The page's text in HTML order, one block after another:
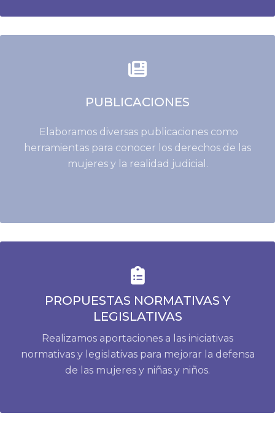
PUBLICACIONES
Elaboramos diversas publicaciones como
herramientas para conocer los derechos de las
mujeres y la realidad judicial.
PROPUESTAS NORMATIVAS Y
LEGISLATIVAS
Realizamos aportaciones a las iniciativas
normativas y legislativas para mejorar la defensa
de las mujeres y niñas y niños.